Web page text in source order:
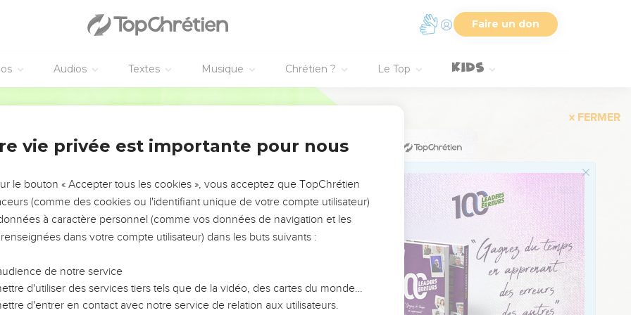
Faire un don
Audios Textes Musique Chrétien ? Le Top
et vous dévorez les uns les autres, attention : vous finirez par vous détruire les uns
et non par les désirs humains
: marchez par l'Esprit et vous n'accomplirez pas les désirs de votre nature propre.
a des désirs contraires à ceux de l'Esprit, et l'Esprit a des désirs contraires à ceux
conduits par l'Esprit, vous n'êtes pas sous la loi.
humaine sont évidentes : ce sont [l'adultère, ] l'immoralité sexuelle, l'impureté, la
haines, les querelles, les jalousies, les colères, les rivalités, les divisions, les sectes,
l'ivrognerie, les excès de table et les choses semblables. Je vous préviens, comme je
un tel comportement n'hériteront pas du royaume de Dieu.
c'est l'amour, la joie, la paix, la patience, la bonté, la bienveillance, la foi, la douceur,
il n’y a pas de loi.
vie privée est importante pour nous
le bouton « Accepter tous les cookies », vous acceptez que TopChrétien
(comme des cookies ou l'identifiant unique de votre compte utilisateur)
à caractère personnel (comme vos données de navigation et les
dans votre compte utilisateur) dans les buts suivants :
de notre service
d'utiliser des services tiers tels que de la vidéo, des cartes du monde…
d'entrer en contact avec notre service de relation aux utilisateurs.